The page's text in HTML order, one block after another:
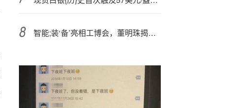
智能;装‘备’亮相工博会，董明珠揭秘格力深耕自主研发的底气